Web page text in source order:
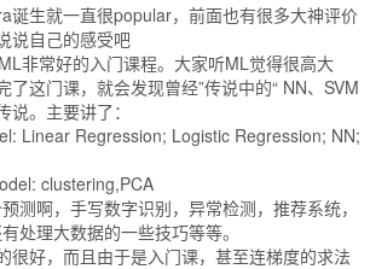
诞生就一直很popular，前面也有很多大神评价
说自己的感受吧
非常好的入门课程。大家听ML觉得很高大
了这门课，就会发现曾经”传说中的“ NN、SVM
说。主要讲了：
Linear Regression; Logistic Regression; NN;
clustering,PCA
测啊，手写数字识别，异常检测，推荐系统，
处理大数据的一些技巧等等。
很好，而且由于是入门课，甚至连梯度的求法